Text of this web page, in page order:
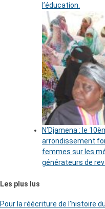
l’éducation.
N’Djamena : le
arrondissement
femmes sur les
générateurs de
Les plus lus
Pour la réécriture de l’histoire